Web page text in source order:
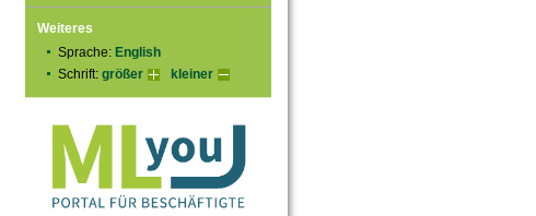
Weiteres
Sprache: English
Schrift: größer kleiner